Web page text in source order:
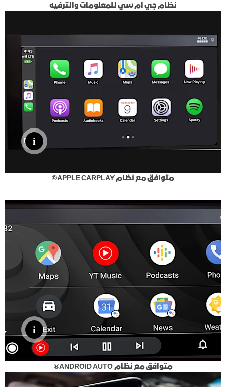
نظام جي ام سي للمعلومات والترفيه
متوافق مع نظام APPLE CARPLAY®
متوافق مع نظام ANDROID AUTO®